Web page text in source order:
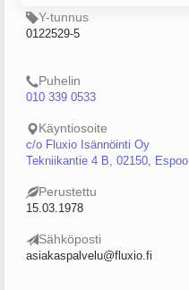
Y-tunnus
0122529-5
Puhelin
010 339 0533
Käyntiosoite
c/o Fluxio Isännöinti Oy
Tekniikantie 4 B, 02150, Espoo
Perustettu
15.03.1978
Sähköposti
asiakaspalvelu@fluxio.fi